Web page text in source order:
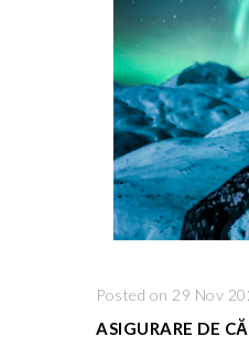
Posted on 29 Nov
ASIGURARE DE